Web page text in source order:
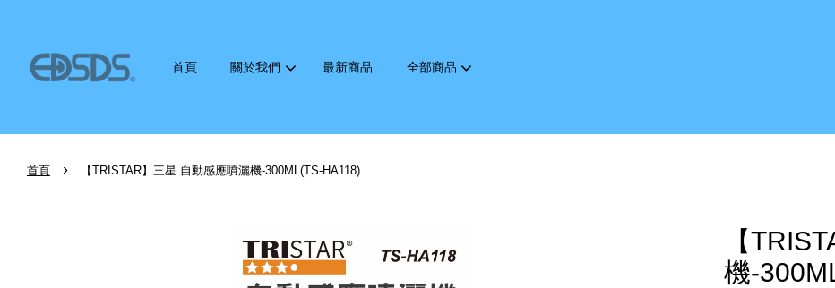
首頁 關於我們 最新商品 全部商品
首頁 › 【TRISTAR】三星 自動感應噴灑機-300ML(TS-HA118)
【
機-